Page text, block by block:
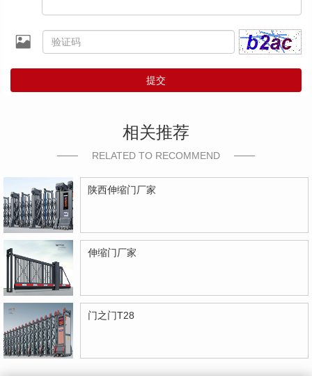
提交
相关推荐
RELATED TO RECOMMEND
陕西伸缩门厂家
伸缩门厂家
门之门T28